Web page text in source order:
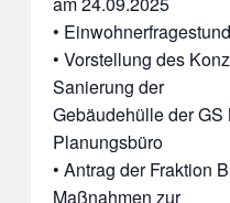
•
• Vorstellung des
Sanierung der
Gebäudehülle der
Planungsbüro
• Antrag der Fraktion
Maßnahmen zur